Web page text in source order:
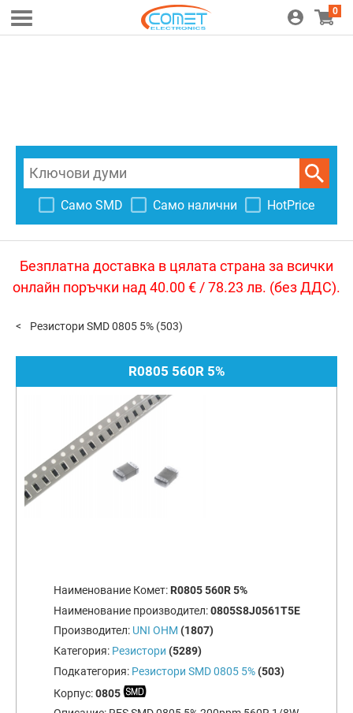
0
Само SMD Само налични HotPrice
Безплатна доставка в цялата страна за всички
онлайн поръчки над 40.00 € / 78.23 лв. (без ДДС).
Резистори SMD 0805 5% (503)
R0805 560R 5%
Наименование Комет: R0805 560R 5%
Наименование производител:0805S8J0561T5E
Производител: UNI OHM (1807)
Категория: Резистори (5289)
Подкатегория: Резистори SMD 0805 5% (503)
Корпус:0805